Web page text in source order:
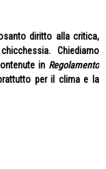
diritto alla critica,
Chiediamo
in Regolamento
per il clima e la